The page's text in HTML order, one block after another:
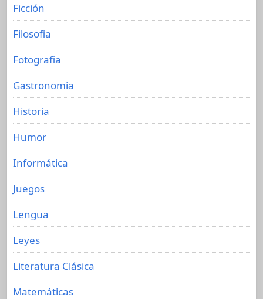
Ficción
Filosofia
Fotografia
Gastronomia
Historia
Humor
Informática
Juegos
Lengua
Leyes
Literatura Clásica
Matemáticas